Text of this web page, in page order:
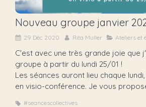
Nouveau groupe janvier
29 Déc 2020 Rita Muller Ateliers et
C'est avec une très grande joie que
groupe à partir du lundi 25/01 !
Les séances auront lieu chaque lundi,
en visio-conférence. Je vous
#seancescollectives